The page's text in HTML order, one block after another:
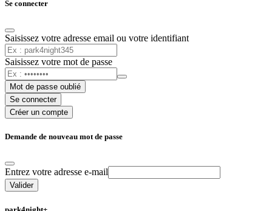
Se connecter
Saisissez votre adresse email ou votre identifiant
Saisissez votre mot de passe
Mot de passe oublié
Se connecter
Créer un compte
Demande de nouveau mot de passe
Entrez votre adresse e-mail
Valider